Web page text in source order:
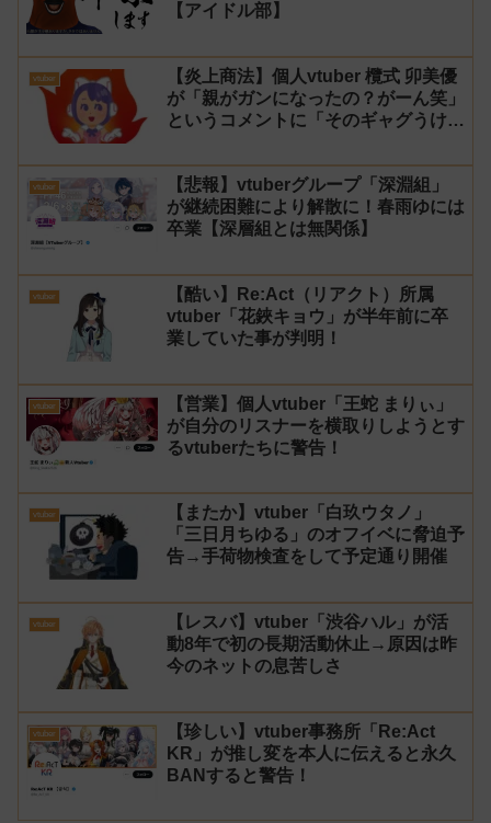
【アイドル部】
vtuber
【炎上商法】個人vtuber 欖式 卯美優
が「親がガンになったの？がーん笑」
というコメントに「そのギャグうけ
はオススメしないと投稿し叩かれる
vtuber
【悲報】vtuberグループ「深淵組」
が継続困難により解散に！春雨ゆには
卒業【深層組とは無関係】
vtuber
【酷い】Re:Act（リアクト）所属
vtuber「花鋏キョウ」が半年前に卒
業していた事が判明！
vtuber
【営業】個人vtuber「王蛇 まりぃ」
が自分のリスナーを横取りしようとす
るvtuberたちに警告！
vtuber
【またか】vtuber「白玖ウタノ」
「三日月ちゆる」のオフイベに脅迫予
告→手荷物検査をして予定通り開催
vtuber
【レスバ】vtuber「渋谷ハル」が活
動8年で初の長期活動休止→原因は昨
今のネットの息苦しさ
vtuber
【珍しい】vtuber事務所「Re:Act
KR」が推し変を本人に伝えると永久
BANすると警告！